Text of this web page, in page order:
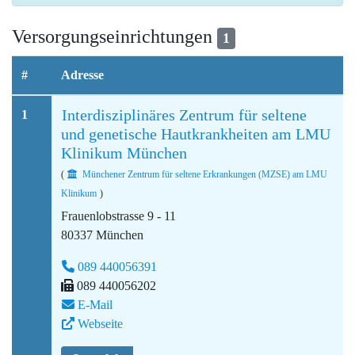
Versorgungseinrichtungen 1
# Adresse
1
Interdisziplinäres Zentrum für seltene
und genetische Hautkrankheiten am LMU
Klinikum München
(
Münchener Zentrum für seltene Erkrankungen (MZSE) am LMU
Klinikum )
Frauenlobstrasse 9 - 11
80337 München
089 440056391
089 440056202
E-Mail
Webseite